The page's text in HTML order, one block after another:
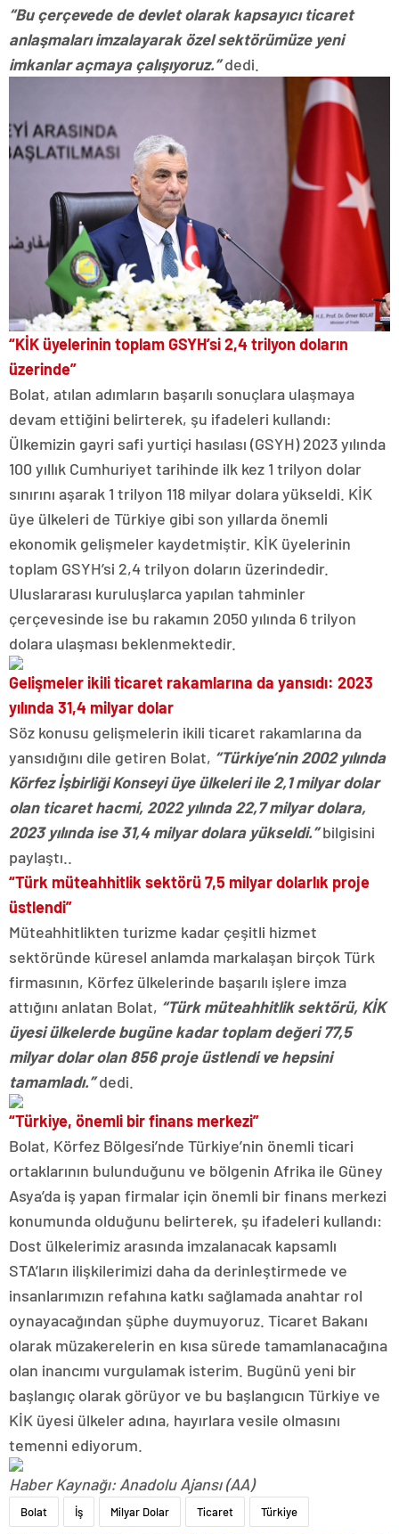
“Bu çerçevede de devlet olarak kapsayıcı ticaret
anlaşmaları imzalayarak özel sektörümüze yeni
imkanlar açmaya çalışıyoruz.”dedi.
“KİK üyelerinin toplam GSYH’si 2,4 trilyon doların
üzerinde”
Bolat, atılan adımların başarılı sonuçlara ulaşmaya
devam ettiğini belirterek, şu ifadeleri kullandı:
Ülkemizin gayri safi yurtiçi hasılası (GSYH) 2023 yılında
100 yıllık Cumhuriyet tarihinde ilk kez 1 trilyon dolar
sınırını aşarak 1 trilyon 118 milyar dolara yükseldi. KİK
üye ülkeleri de Türkiye gibi son yıllarda önemli
ekonomik gelişmeler kaydetmiştir. KİK üyelerinin
toplam GSYH’si 2,4 trilyon doların üzerindedir.
Uluslararası kuruluşlarca yapılan tahminler
çerçevesinde ise bu rakamın 2050 yılında 6 trilyon
dolara ulaşması beklenmektedir.
Gelişmeler ikili ticaret rakamlarına da yansıdı: 2023
yılında 31,4 milyar dolar
Söz konusu gelişmelerin ikili ticaret rakamlarına da
yansıdığını dile getiren Bolat, “Türkiye’nin 2002 yılında
Körfez İşbirliği Konseyi üye ülkeleri ile 2,1 milyar dolar
olan ticaret hacmi, 2022 yılında 22,7 milyar dolara,
2023 yılında ise 31,4 milyar dolara yükseldi.”bilgisini
paylaştı..
“Türk müteahhitlik sektörü 7,5 milyar dolarlık proje
üstlendi”
Müteahhitlikten turizme kadar çeşitli hizmet
sektöründe küresel anlamda markalaşan birçok Türk
firmasının, Körfez ülkelerinde başarılı işlere imza
attığını anlatan Bolat, “Türk müteahhitlik sektörü, KİK
üyesi ülkelerde bugüne kadar toplam değeri 77,5
milyar dolar olan 856 proje üstlendi ve hepsini
tamamladı.”dedi.
“Türkiye, önemli bir finans merkezi”
Bolat, Körfez Bölgesi’nde Türkiye’nin önemli ticari
ortaklarının bulunduğunu ve bölgenin Afrika ile Güney
Asya’da iş yapan firmalar için önemli bir finans merkezi
konumunda olduğunu belirterek, şu ifadeleri kullandı:
Dost ülkelerimiz arasında imzalanacak kapsamlı
STA’ların ilişkilerimizi daha da derinleştirmede ve
insanlarımızın refahına katkı sağlamada anahtar rol
oynayacağından şüphe duymuyoruz. Ticaret Bakanı
olarak müzakerelerin en kısa sürede tamamlanacağına
olan inancımı vurgulamak isterim. Bugünü yeni bir
başlangıç olarak görüyor ve bu başlangıcın Türkiye ve
KİK üyesi ülkeler adına, hayırlara vesile olmasını
temenni ediyorum.
Haber Kaynağı: Anadolu Ajansı (AA)
Bolat İş Milyar Dolar Ticaret Türkiye